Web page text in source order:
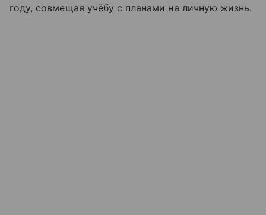
году, совмещая учёбу с планами на личную жизнь.